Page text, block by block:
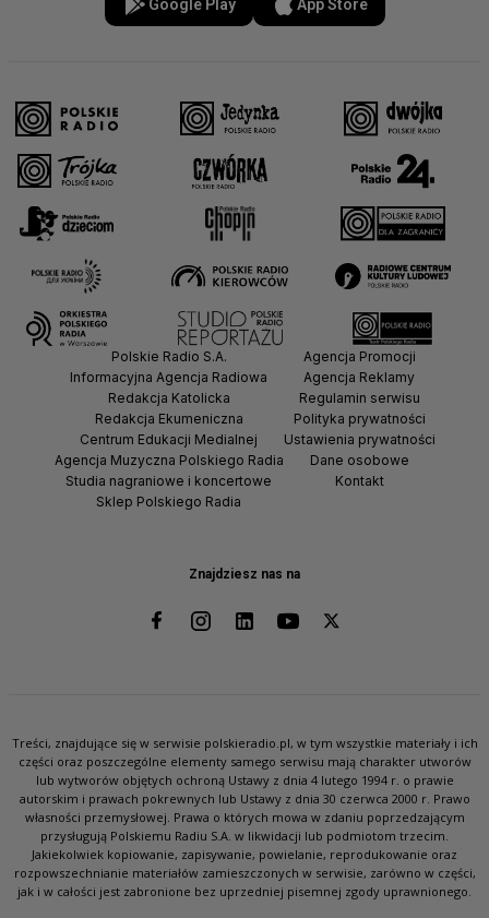
Google Play App Store
Znajdziesz nas na
Polskie Radio S.A.
Informacyjna Agencja Radiowa
Redakcja Katolicka
Redakcja Ekumeniczna
Centrum Edukacji Medialnej
Agencja Muzyczna Polskiego Radia
Studia nagraniowe i koncertowe
Sklep Polskiego Radia
Agencja Promocji
Agencja Reklamy
Regulamin serwisu
Polityka prywatności
Ustawienia prywatności
Dane osobowe
Kontakt
Treści, znajdujące się w serwisie polskieradio.pl, w tym wszystkie materiały i ich
części oraz poszczególne elementy samego serwisu mają charakter utworów
lub wytworów objętych ochroną Ustawy z dnia 4 lutego 1994 r. o prawie
autorskim i prawach pokrewnych lub Ustawy z dnia 30 czerwca 2000 r. Prawo
własności przemysłowej. Prawa o których mowa w zdaniu poprzedzającym
przysługują Polskiemu Radiu S.A. w likwidacji lub podmiotom trzecim.
Jakiekolwiek kopiowanie, zapisywanie, powielanie, reprodukowanie oraz
rozpowszechnianie materiałów zamieszczonych w serwisie, zarówno w części,
jak i w całości jest zabronione bez uprzedniej pisemnej zgody uprawnionego.